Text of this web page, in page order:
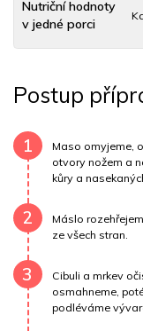
Nutriční hodnoty
v jedné porci
Uhlovodany17 g
Draslík 355.2 mg
Vitamín A14056.7
Vitamín B120 mg
Vitamín E
Postup
1
Maso omyjeme,
otvory nožem a
kůry a
2
Máslo
ze všech stran.
3
Cibuli a mrkev
osmahneme,
podléváme